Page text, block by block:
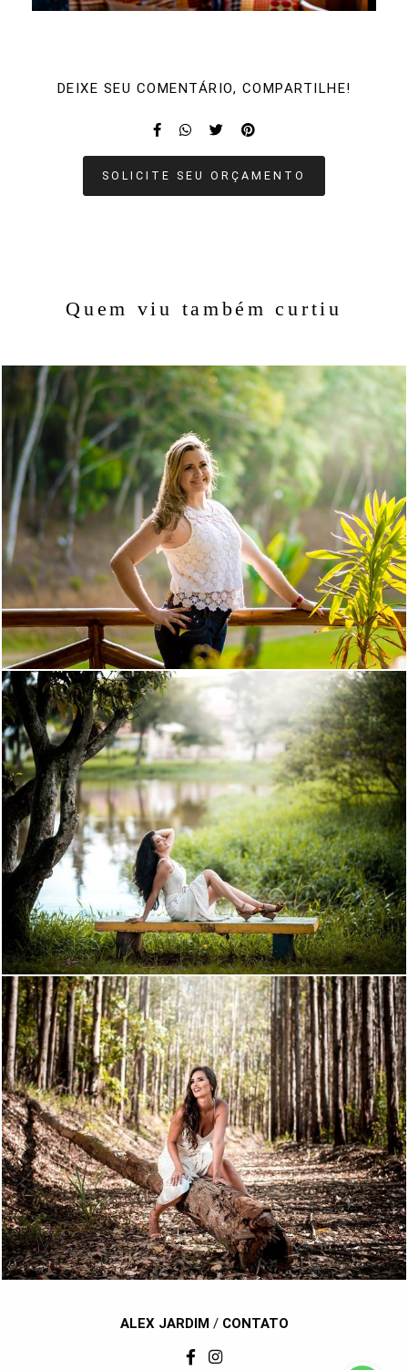
DEIXE SEU COMENTÁRIO, COMPARTILHE!
SOLICITE SEU ORÇAMENTO
Quem viu também curtiu
1484 37
1246 68
3499 65
ALEX JARDIM/ CONTATO